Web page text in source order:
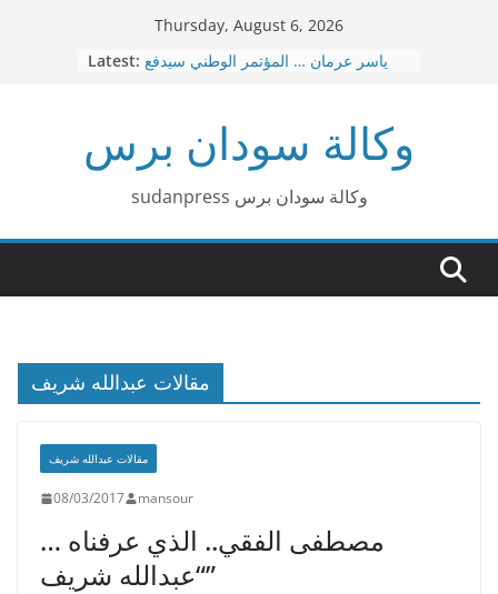
Thursday, August 6, 2026
Latest: ياسر عرمان … المؤتمر الوطني سيدفع
عاجل … نقل العاصمة الإدارية من
بورتسودان الي عطبرة
د. امين حسن عمر – الإسلاميون … لا توجد
صفقات
السوداني
وكالة سودان برس
sudanpress وكالة سودان برس
مقالات عبدالله شريف
مقالات عبدالله شريف
08/03/2017 mansour
مصطفى الفقي.. الذي عرفناه …
“عبدالله شريف”